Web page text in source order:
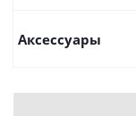
Аксессуары